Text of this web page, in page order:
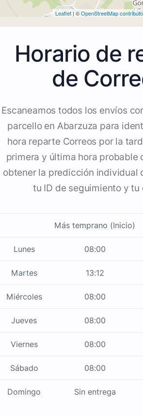
Leaflet | ©OpenStreetMap
Horario de
de
Escaneamos todos los envíos
parcello en Abarzuza para
hora reparte Correos por la
primera y última hora probable
obtener la predicción individual
tu ID de seguimiento y tu
Más temprano (Inicio)
Lunes 08:00
Martes 13:12
Miércoles 08:00
Jueves 08:00
Viernes 08:00
Sábado 08:00
Domingo Sin entrega